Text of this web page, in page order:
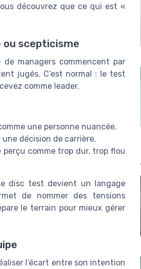
découvrez que ce qui est «
ou scepticisme
managers commencent par
jugés. C’est normal : le test
comme leader.
une personne nuancée.
décision de carrière.
comme trop dur, trop flou
disc test devient un langage
de nommer des tensions
le terrain pour mieux gérer
l’écart entre son intention